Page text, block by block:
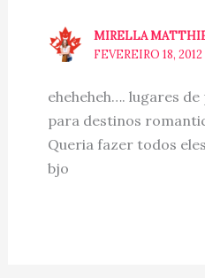
MIRELLA
FEVEREIRO 18,
eheheheh…. lugares
para destinos
Queria fazer todos
bjo